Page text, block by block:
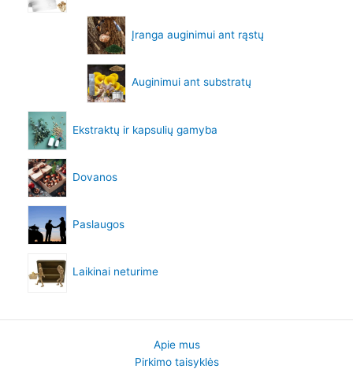
Įranga auginimui ant rąstų
Auginimui ant substratų
Ekstraktų ir kapsulių gamyba
Dovanos
Paslaugos
Laikinai neturime
Apie mus
Pirkimo taisyklės